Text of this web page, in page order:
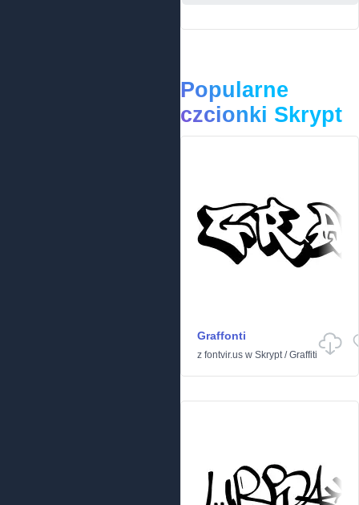
Popularne
czcionki Skrypt
Graffonti
z fontvir.us w Skrypt/Graffiti